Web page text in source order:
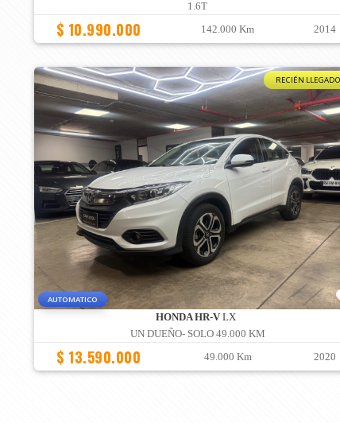
1.6T
$ 10.990.000 142.000 Km 2014
RECIÉN LLEGADO
AUTOMATICO
HONDA HR-VLX
UN DUEÑO- SOLO 49.000 KM
$ 13.590.000 49.000 Km 2020